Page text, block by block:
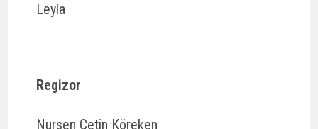
Leyla
Regizor
Nursen Çetin Köreken